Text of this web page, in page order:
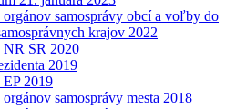
samosprávy obcí a voľby do
krajov 2022
SR 2020
2019
2019
samosprávy mesta 2018